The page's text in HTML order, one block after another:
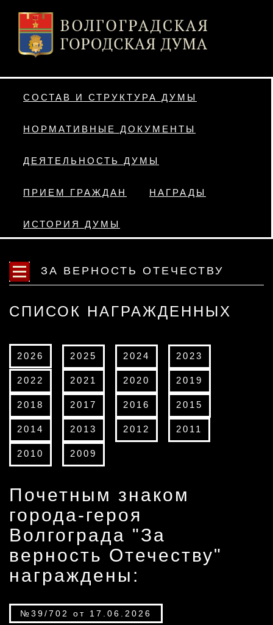
СОСТАВ И СТРУКТУРА ДУМЫ
НОРМАТИВНЫЕ ДОКУМЕНТЫ
ДЕЯТЕЛЬНОСТЬ ДУМЫ
ПРИЕМ ГРАЖДАН НАГРАДЫ
ИСТОРИЯ ДУМЫ
ЗА ВЕРНОСТЬ ОТЕЧЕСТВУ
СПИСОК НАГРАЖДЕННЫХ
2026 2025 2024 2023
2022 2021 2020 2019
2018 2017 2016 2015
2014 2013 2012 2011
2010 2009
Почетным знаком
города-героя
Волгограда "За
верность Отечеству"
награждены:
№39/702 от 17.06.2026